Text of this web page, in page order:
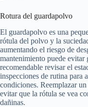
Rotura del guardapolvo
El guardapolvo es una
rótula del polvo y la
aumentando el riesgo de
mantenimiento puede evitar
recomendable revisar el
inspecciones de rutina para
condiciones. Reemplazar
evitar que la rótula se vea
dañinas.